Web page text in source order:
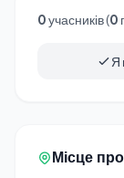
0учасників (0
Я
Місце